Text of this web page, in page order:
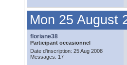
Mon 25 August
floriane38
Participant occasionnel
Date d'inscription: 25 Aug 2008
Messages: 17